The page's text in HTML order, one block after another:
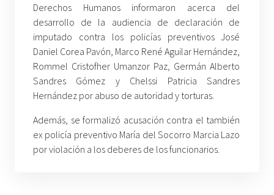
Derechos Humanos informaron acerca del
desarrollo de la audiencia de declaración de
imputado contra los policías preventivos José
Daniel Corea Pavón, Marco René Aguilar Hernández,
Rommel Cristofher Umanzor Paz, Germán Alberto
Sandres Gómez y Chelssi Patricia Sandres
Hernández por abuso de autoridad y torturas.
Además, se formalizó acusación contra el también
ex policía preventivo María del Socorro Marcia Lazo
por violación a los deberes de los funcionarios.